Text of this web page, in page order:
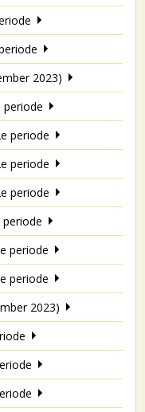
2023)
periode
periode
periode
periode
periode
periode
periode
2023)